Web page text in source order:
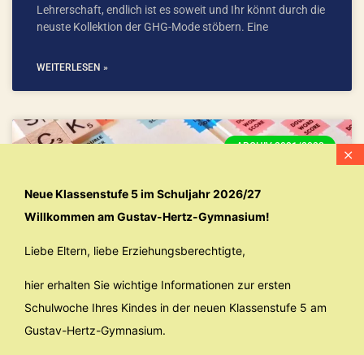
Lehrerschaft, endlich ist es soweit und Ihr könnt durch die
neuste Kollektion der GHG-Mode stöbern. Eine
WEITERLESEN »
ARCHIV 2021/2022
The biggest fears and hopes in our
Neue Klassenstufe 5 im Schuljahr 2026/27
Willkommen am Gustav-Hertz-Gymnasium!
Liebe Eltern, liebe Erziehungsberechtigte,
hier erhalten Sie wichtige Informationen zur ersten
Schulwoche Ihres Kindes in der neuen Klassenstufe 5 am
Gustav-Hertz-Gymnasium.